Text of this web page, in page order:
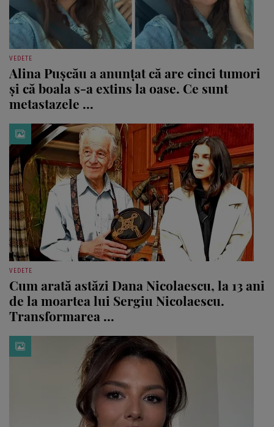
VEDETE
Alina Pușcău a anunțat că are cinci tumori
și că boala s-a extins la oase. Ce sunt
metastazele ...
VEDETE
Cum arată astăzi Dana Nicolaescu, la 13 ani
de la moartea lui Sergiu Nicolaescu.
Transformarea ...